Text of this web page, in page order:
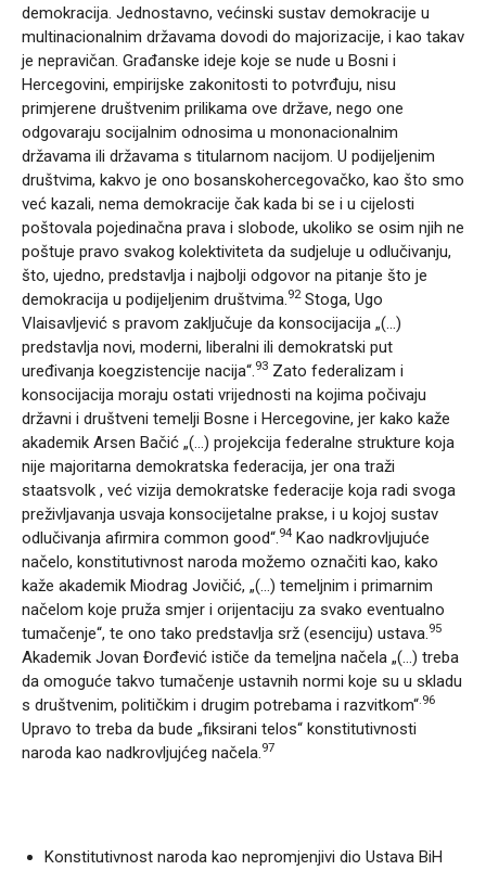
demokracija. Jednostavno, većinski sustav demokracije u
multinacionalnim državama dovodi do majorizacije, i kao takav
je nepravičan. Građanske ideje koje se nude u Bosni i
Hercegovini, empirijske zakonitosti to potvrđuju, nisu
primjerene društvenim prilikama ove države, nego one
odgovaraju socijalnim odnosima u mononacionalnim
državama ili državama s titularnom nacijom. U podijeljenim
društvima, kakvo je ono bosanskohercegovačko, kao što smo
već kazali, nema demokracije čak kada bi se i u cijelosti
poštovala pojedinačna prava i slobode, ukoliko se osim njih ne
poštuje pravo svakog kolektiviteta da sudjeluje u odlučivanju,
što, ujedno, predstavlja i najbolji odgovor na pitanje što je
demokracija u podijeljenim društvima. 92Stoga, Ugo
Vlaisavljević s pravom zaključuje da konsocijacija „(…)
predstavlja novi, moderni, liberalni ili demokratski put
uređivanja koegzistencije nacija“. 93 Zato federalizam i
konsocijacija moraju ostati vrijednosti na kojima počivaju
državni i društveni temelji Bosne i Hercegovine, jer kako kaže
akademik Arsen Bačić „(…) projekcija federalne strukture koja
nije majoritarna demokratska federacija, jer ona traži
staatsvolk , već vizija demokratske federacije koja radi svoga
preživljavanja usvaja konsocijetalne prakse, i u kojoj sustav
odlučivanja afirmira common good“. 94 Kao nadkrovljujuće
načelo, konstitutivnost naroda možemo označiti kao, kako
kaže akademik Miodrag Jovičić, „(…) temeljnim i primarnim
načelom koje pruža smjer i orijentaciju za svako eventualno
tumačenje“, te ono tako predstavlja srž (esenciju) ustava. 95
Akademik Jovan Đorđević ističe da temeljna načela „(…) treba
da omoguće takvo tumačenje ustavnih normi koje su u skladu
s društvenim, političkim i drugim potrebama i razvitkom“.96
Upravo to treba da bude „fiksirani telos“ konstitutivnosti
naroda kao nadkrovljujćeg načela. 97
Konstitutivnost naroda kao nepromjenjivi dio Ustava BiH